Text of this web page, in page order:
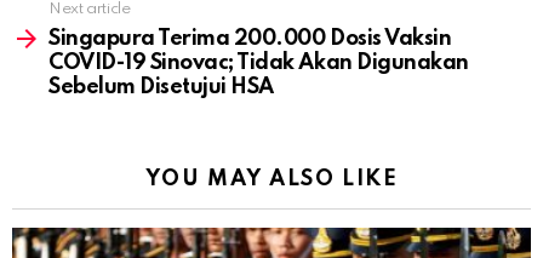
Next article
Singapura Terima 200.000 Dosis Vaksin
COVID-19 Sinovac; Tidak Akan Digunakan
Sebelum Disetujui HSA
YOU MAY ALSO LIKE